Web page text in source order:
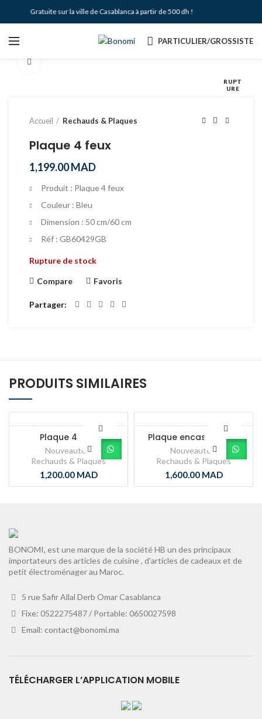
Gratuite sur la ville de Casablanca à partir de 500 dh !
PARTICULIER/GROSSISTE
RUPT
URE
Accueil Rechauds & Plaques
Plaque 4 feux
1,199.00MAD
Produit : Plaque 4 feux
Couleur : Bleu
Dimension : 50 cm/60 cm
Réf : GB60429GB
Rupture de stock
Compare Favoris
Partager
PRODUITS SIMILAIRES
Plaque 4 feux
Nouveautés,
Rechauds & Plaques
1,200.00 MAD
Plaque encastrable 5
feux 90CM
Nouveautés,
Rechauds & Plaques
1,600.00 MAD
BONOMI, est une marque de la société HB un des principaux
importateurs des articles de cuisine , d’articles de cadeaux et de
petit électroménager au Maroc.
5 rue Safir Allal Derb Omar Casablanca
Fixe: 0522275487 / Portable: 0650027598
Email: contact@bonomi.ma
TÉLÉCHARGER L’APPLICATION MOBILE